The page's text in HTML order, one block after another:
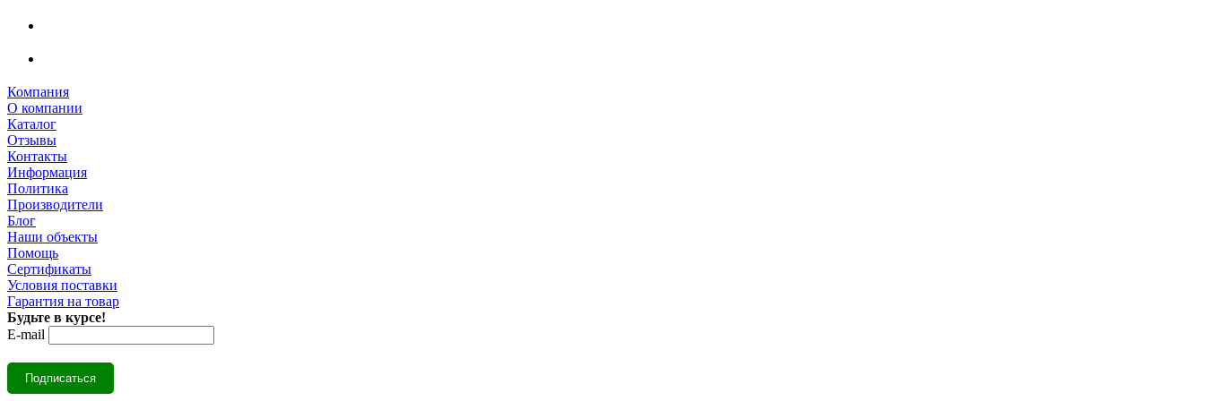
Компания
О компании
Каталог
Отзывы
Контакты
Информация
Политика
Производители
Блог
Наши объекты
Помощь
Сертификаты
Условия поставки
Гарантия на товар
Будьте в курсе!
E-mail